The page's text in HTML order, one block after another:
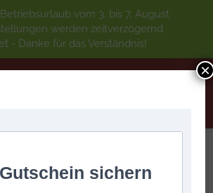
Südtiroler Lieder AUDIO-CD
vom 3. bis 7. August
werden zeitverzögernd
- Danke für das Verständnis!
sichern
×